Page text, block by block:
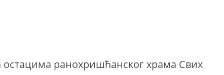
остацима ранохришћанског храма Свих